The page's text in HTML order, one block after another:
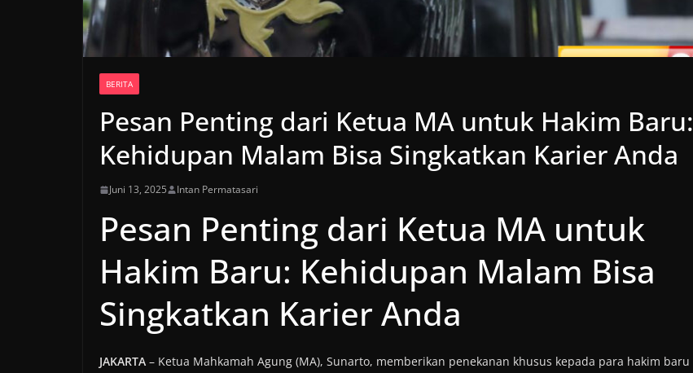
BERITA
Pesan Penting dari Ketua MA untuk Hakim Baru:
Kehidupan Malam Bisa Singkatkan Karier Anda
Juni 13, 2025 Intan Permatasari
Pesan Penting dari Ketua MA untuk
Hakim Baru: Kehidupan Malam Bisa
Singkatkan Karier Anda
JAKARTA – Ketua Mahkamah Agung (MA), Sunarto, memberikan penekanan khusus kepada para hakim baru